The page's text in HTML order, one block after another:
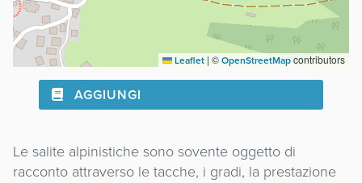
Leaflet | ©OpenStreetMapcontributors
AGGIUNGI
Le salite alpinistiche sono sovente oggetto di
racconto attraverso le tacche, i gradi, la prestazione